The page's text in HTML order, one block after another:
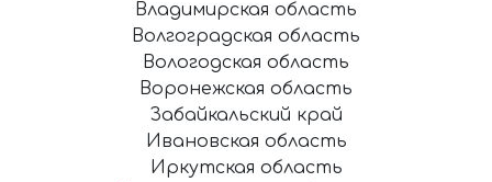
Владимирская область
Волгоградская область
Вологодская область
Воронежская область
Забайкальский край
Ивановская область
Иркутская область